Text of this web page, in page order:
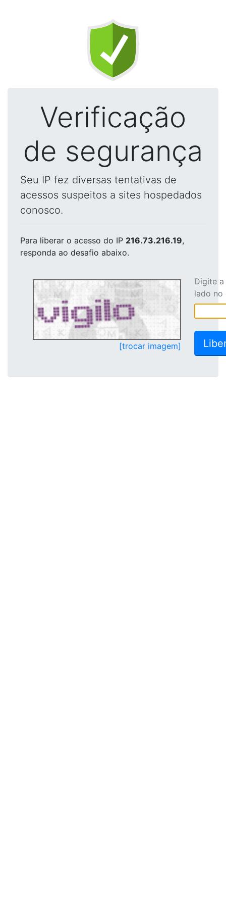
Verificação
de segurança
Seu IP fez diversas tentativas de
acessos suspeitos a sites hospedados
conosco.
Para liberar o acesso do IP 216.73.216.19,
responda ao desafio abaixo.
[trocar imagem]
Digite
lado no